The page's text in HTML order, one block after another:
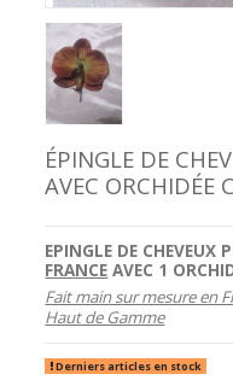
ÉPINGLE DE
AVEC ORCHIDÉE
EPINGLE DE CHEVEUX
FRANCE AVEC 1
Fait main sur mesure en
Haut de Gamme
Derniers articles en stock